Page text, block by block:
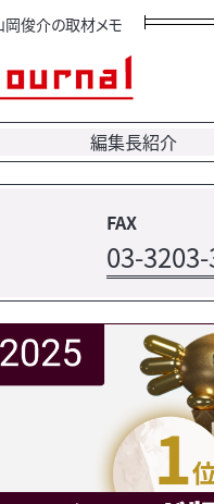
俊介の取材メモ
編集長紹介
FAX
03-